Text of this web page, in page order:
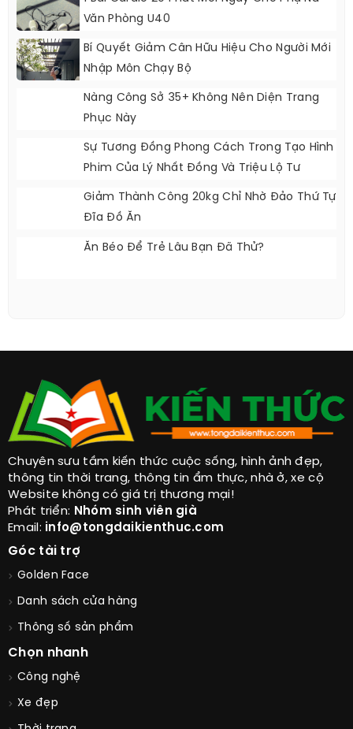
Văn Phòng U40
Bí Quyết Giảm Cân Hữu Hiệu Cho Người Mới
Nhập Môn Chạy Bộ
Nàng Công Sở 35+ Không Nên Diện Trang
Phục Này
Sự Tương Đồng Phong Cách Trong Tạo Hình
Phim Của Lý Nhất Đồng Và Triệu Lộ Tư
Giảm Thành Công 20kg Chỉ Nhờ Đảo Thứ Tự
Đĩa Đồ Ăn
Ăn Béo Để Trẻ Lâu Bạn Đã Thử?
Chuyên sưu tầm kiến thức cuộc sống, hình ảnh đẹp,
thông tin thời trang, thông tin ẩm thực, nhà ở, xe cộ
Website không có giá trị thương mại!
Phát triển: Nhóm sinh viên già
Email: info@tongdaikienthuc.com
Góc tài trợ
Golden Face
Danh sách cửa hàng
Thông số sản phẩm
Chọn nhanh
Công nghệ
Xe đẹp